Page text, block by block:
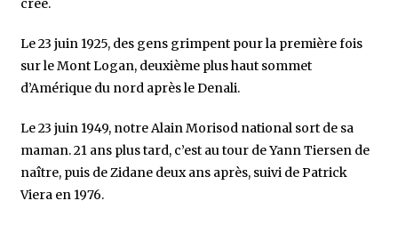
créé.
Le 23 juin 1925, des gens grimpent pour la première fois
sur le Mont Logan, deuxième plus haut sommet
d’Amérique du nord après le Denali.
Le 23 juin 1949, notre Alain Morisod national sort de sa
maman. 21 ans plus tard, c’est au tour de Yann Tiersen de
naître, puis de Zidane deux ans après, suivi de Patrick
Viera en 1976.